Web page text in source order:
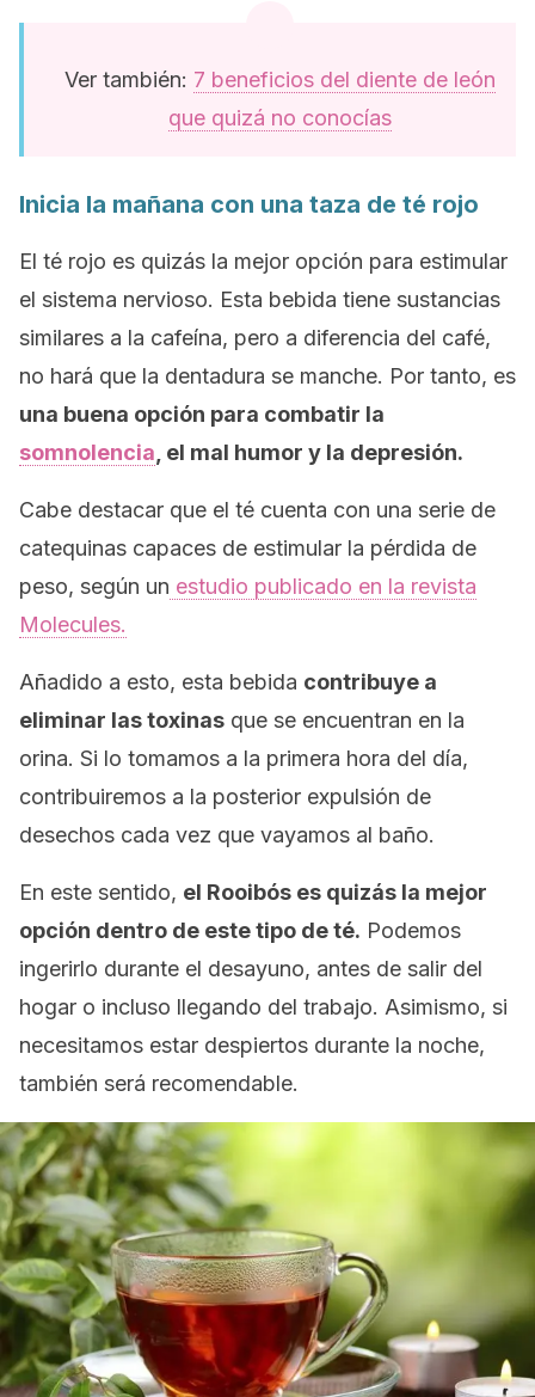
Ver también: 7 beneficios del diente de león
que quizá no conocías
Inicia la mañana con una taza de té rojo
El té rojo es quizás la mejor opción para estimular
el sistema nervioso. Esta bebida tiene sustancias
similares a la cafeína, pero a diferencia del café,
no hará que la dentadura se manche. Por tanto, es
una buena opción para combatir la
somnolencia , el mal humor y la depresión.
Cabe destacar que el té cuenta con una serie de
catequinas capaces de estimular la pérdida de
peso, según un estudio publicado en la revista
Molecules.
Añadido a esto, esta bebida contribuye a
eliminar las toxinas que se encuentran en la
orina. Si lo tomamos a la primera hora del día,
contribuiremos a la posterior expulsión de
desechos cada vez que vayamos al baño.
En este sentido, el Rooibós es quizás la mejor
opción dentro de este tipo de té. Podemos
ingerirlo durante el desayuno, antes de salir del
hogar o incluso llegando del trabajo. Asimismo, si
necesitamos estar despiertos durante la noche,
también será recomendable.